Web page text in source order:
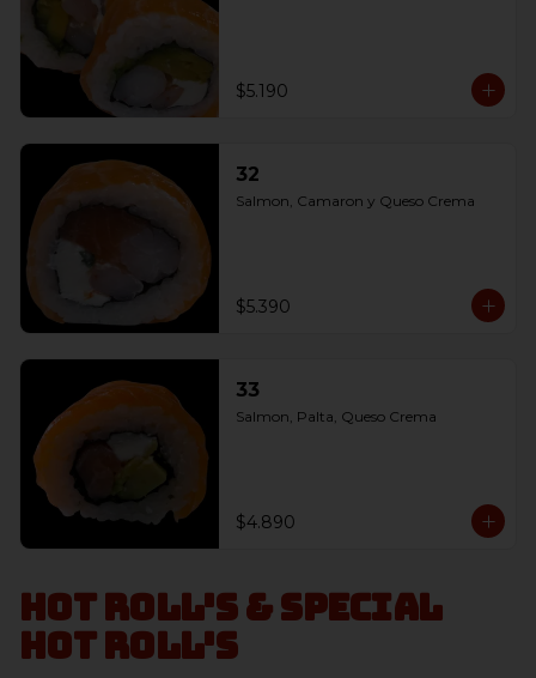
$5.190
32
Salmon, Camaron y Queso Crema
$5.390
33
Salmon, Palta, Queso Crema
$4.890
Hot Roll's & Special
Hot Roll's